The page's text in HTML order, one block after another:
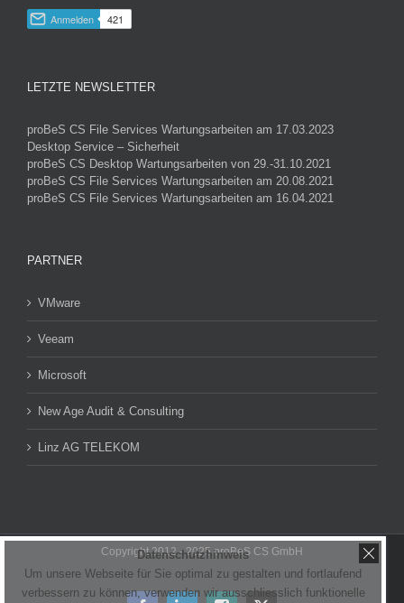
LETZTE NEWSLETTER
proBeS CS File Services Wartungsarbeiten am 17.03.2023
Desktop Service – Sicherheit
proBeS CS Desktop Wartungsarbeiten von 29.-31.10.2021
proBeS CS File Services Wartungsarbeiten am 20.08.2021
proBeS CS File Services Wartungsarbeiten am 16.04.2021
PARTNER
VMware
Veeam
Microsoft
New Age Audit & Consulting
Linz AG TELEKOM
Copyright 2012 - 2025 proBeS CS GmbH
Datenschutzhinweis
Um unsere Webseite für Sie optimal zu gestalten und fortlaufend
verbessern zu können, verwenden wir ausschliesslich funktionelle